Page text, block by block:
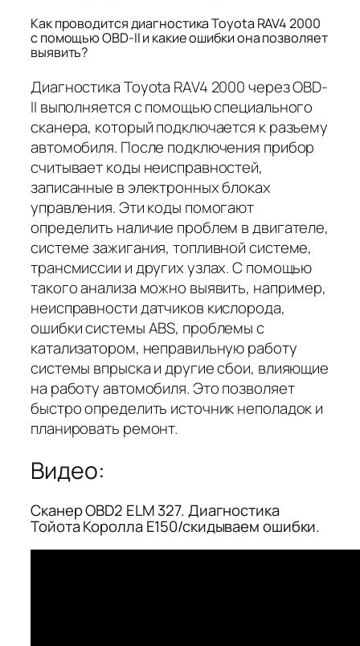
Как проводится диагностика Toyota RAV4 2000
с помощью OBD-II и какие ошибки она позволяет
выявить?
Диагностика Toyota RAV4 2000 через OBD-
II выполняется с помощью специального
сканера, который подключается к разъему
автомобиля. После подключения прибор
считывает коды неисправностей,
записанные в электронных блоках
управления. Эти коды помогают
определить наличие проблем в двигателе,
системе зажигания, топливной системе,
трансмиссии и других узлах. С помощью
такого анализа можно выявить, например,
неисправности датчиков кислорода,
ошибки системы ABS, проблемы с
катализатором, неправильную работу
системы впрыска и другие сбои, влияющие
на работу автомобиля. Это позволяет
быстро определить источник неполадок и
планировать ремонт.
Видео:
Сканер OBD2 ELM 327. Диагностика
Тойота Королла Е150/скидываем ошибки.